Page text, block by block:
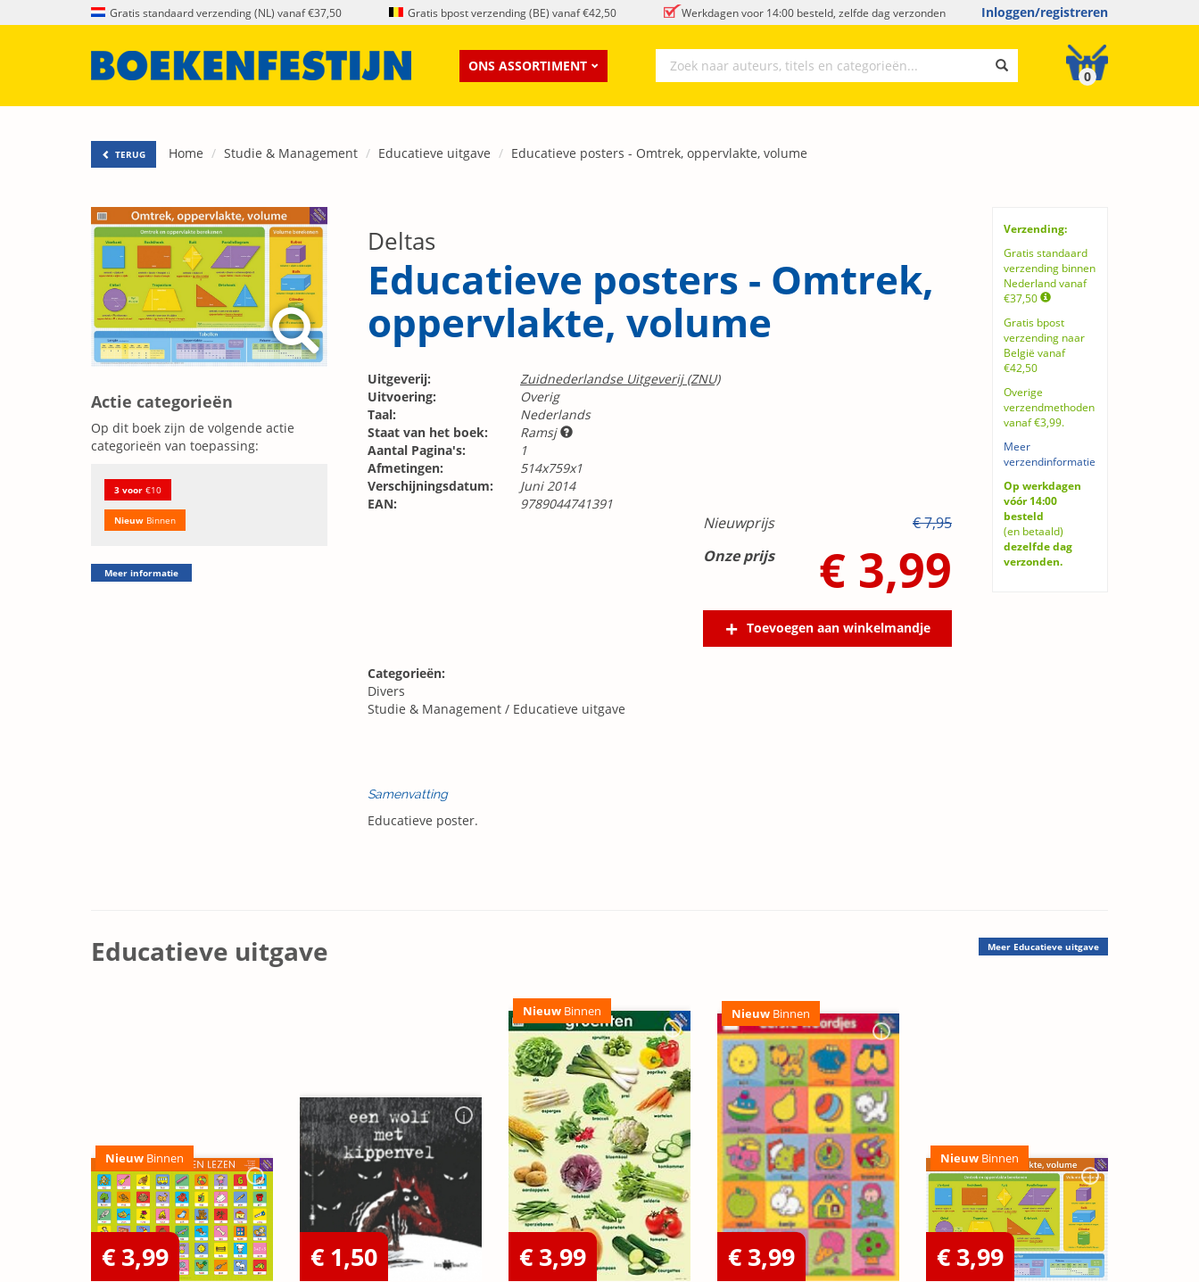
Gratis standaard verzending (NL) vanaf €37,50 Gratis bpost verzending (BE) vanaf €42,50 Werkdagen voor 14:00 besteld, zelfde dag verzonden Inloggen/registreren
ONS ASSORTIMENT
0
TERUG Home Studie & Management Educatieve uitgave Educatieve posters - Omtrek, oppervlakte, volume
Actie categorieën
Op dit boek zijn de volgende actie
categorieën van toepassing:
3 voor €10
Nieuw Binnen
Meer informatie
Verzending:
Gratis standaard
verzending binnen
Nederland vanaf
€37,50
Gratis bpost
verzending naar
België vanaf
€42,50
Overige
verzendmethoden
vanaf €3,99.
Meer
verzendinformatie
Op werkdagen
vóór 14:00
besteld
(en betaald)
dezelfde dag
verzonden.
Deltas
Educatieve posters - Omtrek,
oppervlakte, volume
Uitgeverij:
Zuidnederlandse Uitgeverij (ZNU)
Uitvoering:
Overig
Taal:
Nederlands
Staat van het boek:
Ramsj
Aantal Pagina's:
1
Afmetingen:
514x759x1
Verschijningsdatum:
Juni 2014
EAN:
9789044741391
Nieuwprijs
€ 7,95
Onze prijs
€ 3,99
Toevoegen aan winkelmandje
Categorieën:
Divers
Studie & Management / Educatieve uitgave
Samenvatting
Educatieve poster.
Educatieve uitgave Meer Educatieve uitgave
Nieuw Binnen
€ 3,99 € 1,50
Nieuw Binnen
€ 3,99
Nieuw Binnen
€ 3,99
Nieuw Binnen
€ 3,99